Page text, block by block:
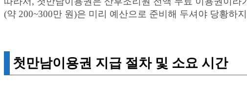
(약 200~300만 원)은 미리 예산으로 준비해 두셔야 당황하
첫만남이용권 지급 절차 및 소요 시간